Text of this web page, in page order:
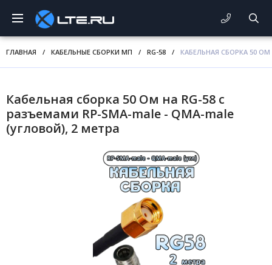
ГЛАВНАЯ / КАБЕЛЬНЫЕ СБОРКИ МП / RG-58 / КАБЕЛЬНАЯ СБОРКА 50 ОМ
Кабельная сборка 50 Ом на RG-58 с
разъемами RP-SMA-male - QMA-male
(угловой), 2 метра